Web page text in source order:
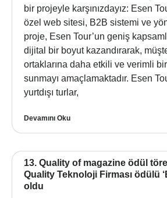
bir projeyle karşınızdayız: Esen
özel web sitesi, B2B sistemi ve
proje, Esen Tour’un geniş
dijital bir boyut kazandırarak,
ortaklarına daha etkili ve verimli
sunmayı amaçlamaktadır. Esen
yurtdışı turlar,
Devamını Oku
13. Quality of magazine ödül
Quality Teknoloji Firması ödülü
oldu